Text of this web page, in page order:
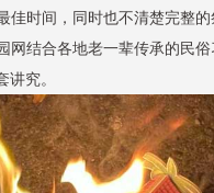
佳时间，同时也不清楚完整
网结合各地老一辈传承的民
讲究。